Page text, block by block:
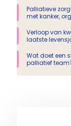
Palliatieve
met kanker,
Verloop van
laatste
Wat doet een
palliatief